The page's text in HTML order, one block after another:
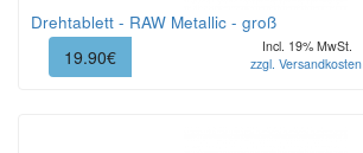
Drehtablett - RAW Metallic - groß
19.90€
Incl. 19% MwSt.
zzgl. Versandkosten